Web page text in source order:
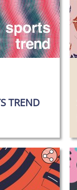
TREND